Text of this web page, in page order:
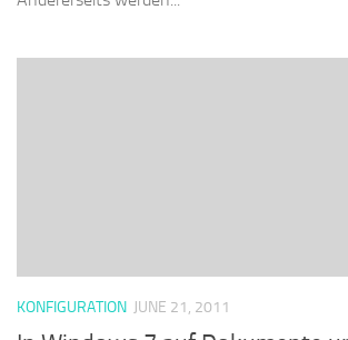
KONFIGURATION JUNE 21, 2011